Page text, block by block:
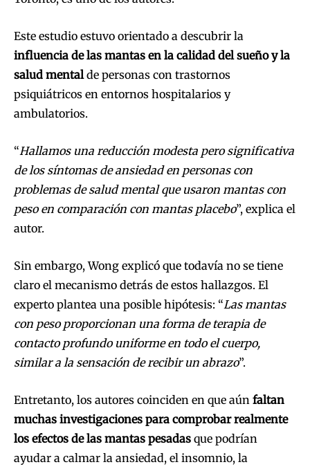
Este estudio estuvo orientado a descubrir la
influencia de las mantas en la calidad del sueño y la
salud mentalde personas con trastornos
psiquiátricos en entornos hospitalarios y
ambulatorios.
“Hallamos una reducción modesta pero significativa
de los síntomas de ansiedad en personas con
problemas de salud mental que usaron mantas con
peso en comparación con mantas placebo”, explica el
autor.
Sin embargo, Wong explicó que todavía no se tiene
claro el mecanismo detrás de estos hallazgos. El
experto plantea una posible hipótesis: “Las mantas
con peso proporcionan una forma de terapia de
contacto profundo uniforme en todo el cuerpo,
similar a la sensación de recibir un abrazo”.
Entretanto, los autores coinciden en que aún faltan
muchas investigaciones para comprobar realmente
los efectos de las mantas pesadas que podrían
ayudar a calmar la ansiedad, el insomnio, la